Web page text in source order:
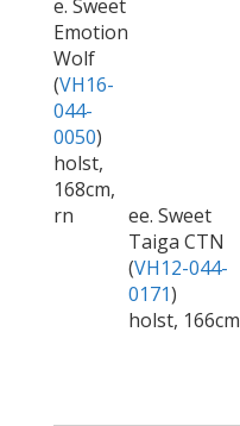
e. Sweet
Emotion
Wolf
(VH16-
044-
0050)
holst,
168cm,
rn
ee. Sweet
Taiga CTN
(VH12-044-
0171)
holst, 166cm